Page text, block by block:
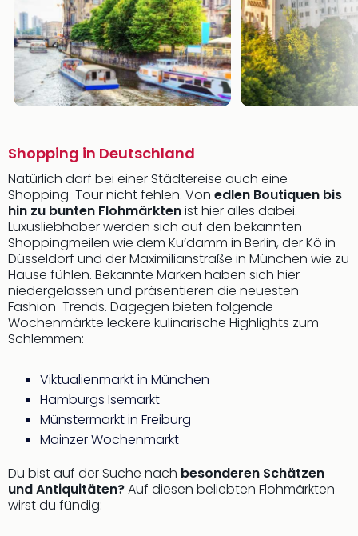
Shopping in Deutschland
Natürlich darf bei einer Städtereise auch eine
Shopping-Tour nicht fehlen. Von edlen Boutiquen bis
hin zu bunten Flohmärktenist hier alles dabei.
Luxusliebhaber werden sich auf den bekannten
Shoppingmeilen wie dem Ku’damm in Berlin, der Kö in
Düsseldorf und der Maximilianstraße in München wie zu
Hause fühlen. Bekannte Marken haben sich hier
niedergelassen und präsentieren die neuesten
Fashion-Trends. Dagegen bieten folgende
Wochenmärkte leckere kulinarische Highlights zum
Schlemmen:
Viktualienmarkt in München
Hamburgs Isemarkt
Münstermarkt in Freiburg
Mainzer Wochenmarkt
Du bist auf der Suche nach besonderen Schätzen
und Antiquitäten?Auf diesen beliebten Flohmärkten
wirst du fündig: